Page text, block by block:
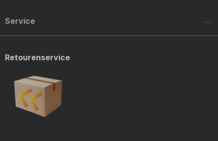
Service
Retourenservice